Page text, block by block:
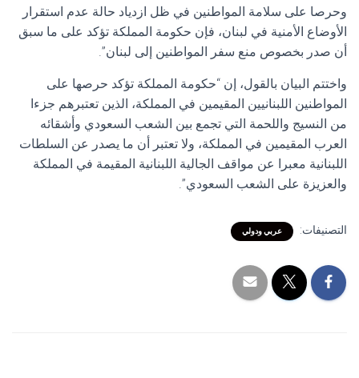
وحرصا على سلامة المواطنين في ظل ازدياد حالة عدم استقرار
الأوضاع الأمنية في لبنان، فإن حكومة المملكة تؤكد على ما سبق
أن صدر بخصوص منع سفر المواطنين إلى لبنان”.
واختتم البيان بالقول، إن “حكومة المملكة تؤكد حرصها على
المواطنين اللبنانيين المقيمين في المملكة، الذين تعتبرهم جزءا
من النسيج واللحمة التي تجمع بين الشعب السعودي وأشقائه
العرب المقيمين في المملكة، ولا تعتبر أن ما يصدر عن السلطات
اللبنانية معبرا عن مواقف الجالية اللبنانية المقيمة في المملكة
والعزيزة على الشعب السعودي”.
التصنيفات: عربي ودولي